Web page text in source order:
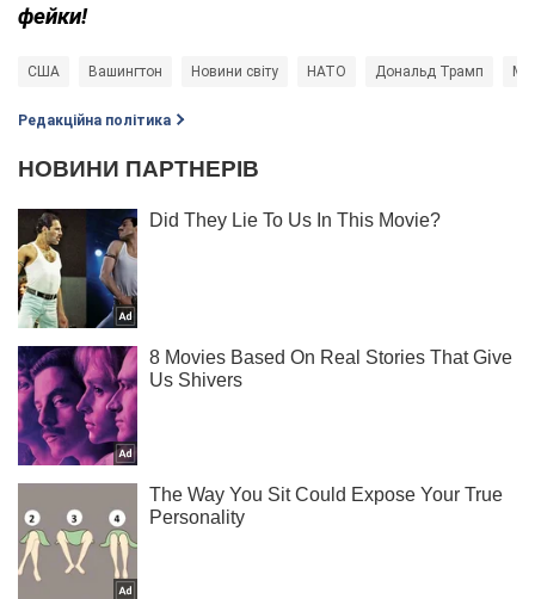
фейки!
США Вашингтон Новини світу НАТО Дональд Трамп
Редакційна політика